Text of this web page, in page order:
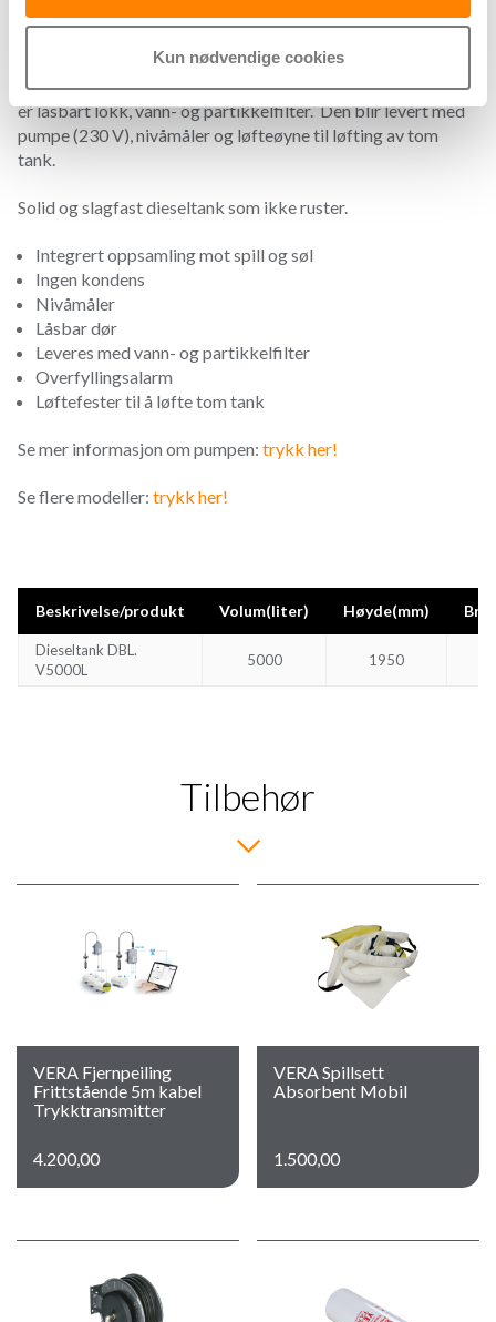
Kun nødvendige cookies
Dieseltank som gir lite fotavtrykk. Dobbeltvegg gir ingen
kondens. Dieseltank som har standard utrustning av tanken
er låsbart lokk, vann- og partikkelfilter. Den blir levert med
pumpe (230 V), nivåmåler og løfteøyne til løfting av tom
tank.
Solid og slagfast dieseltank som ikke ruster.
Integrert oppsamling mot spill og søl
Ingen kondens
Nivåmåler
Låsbar dør
Leveres med vann- og partikkelfilter
Overfyllingsalarm
Løftefester til å løfte tom tank
Se mer informasjon om pumpen: trykk her!
Se flere modeller: trykk her!
Beskrivelse/produkt Volum(liter) Høyde(mm)
Dieseltank DBL.
V5000L
5000 1950
Tilbehør
VERA Fjernpeiling
Frittstående 5m kabel
Trykktransmitter
4.200,00
VERA Spillsett
Absorbent Mobil
1.500,00